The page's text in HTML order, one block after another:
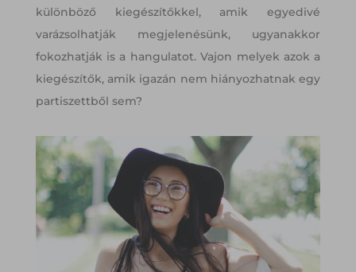
különböző kiegészítőkkel, amik egyedivé
varázsolhatják megjelenésünk, ugyanakkor
fokozhatják is a hangulatot. Vajon melyek azok a
kiegészítők, amik igazán nem hiányozhatnak egy
partiszettből sem?